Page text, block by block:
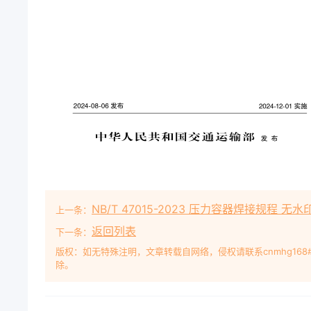
上一条： NB/T 47015-2023 压力容器焊接规程 无水
下一条： 返回列表
版权：如无特殊注明，文章转载自网络，侵权请联系
除。